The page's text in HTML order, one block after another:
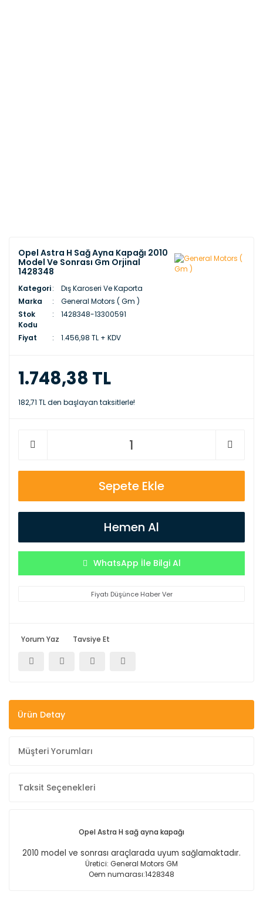
Opel Astra H Sağ Ayna Kapağı 2010
Model Ve Sonrası Gm Orjinal
1428348
Kategori
Dış Karoseri Ve Kaporta
Marka
General Motors ( Gm )
Stok
Kodu
1428348-13300591
Fiyat 1.456,98 TL + KDV
1.748,38 TL
182,71 TL den başlayan taksitlerle!
Sepete Ekle
Hemen Al
WhatsApp İle Bilgi Al
Fiyatı Düşünce Haber Ver
Yorum Yaz Tavsiye Et
Ürün Detay
Müşteri Yorumları
Taksit Seçenekleri
Opel Astra H sağ ayna kapağı
2010 model ve sonrası araçlarada uyum sağlamaktadır.
Üretici: General Motors GM
Oem numarası:1428348